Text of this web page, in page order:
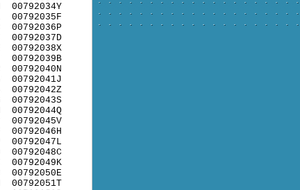
00792034Y
00792035F
00792036P
00792037D
00792038X
00792039B
00792040N
00792041J
00792042Z
00792043S
00792044Q
00792045V
00792046H
00792047L
00792048C
00792049K
00792050E
00792051T